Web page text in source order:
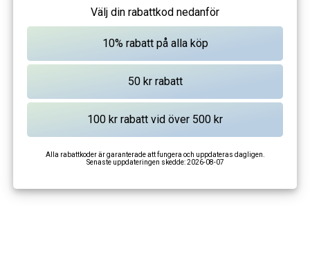
Välj din rabattkod nedanför
Alla rabattkoder är garanterade att fungera och uppdateras dagligen.
Senaste uppdateringen skedde:2026-08-07